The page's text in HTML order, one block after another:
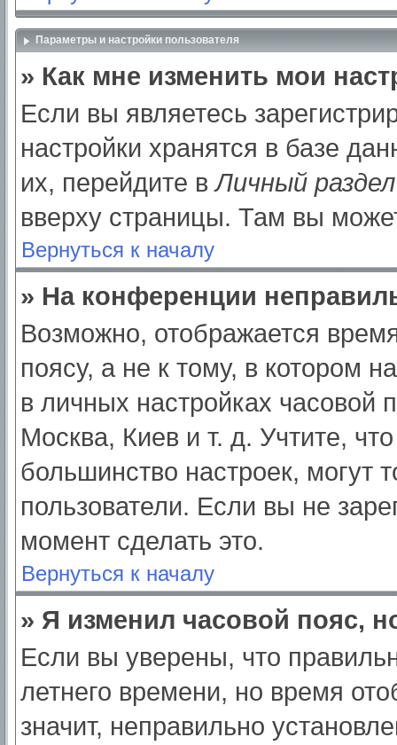
Параметры и настройки пользователя
» Как мне изменить мои
Если вы являетесь
настройки хранятся в базе
их, перейдите вЛичный раздел
вверху страницы. Там вы
Вернуться к началу
» На конференции
Возможно, отображается
поясу, а не к тому, в котором
в личных настройках часовой
Москва, Киев и т. д. Учтите,
большинство настроек, могут
пользователи. Если вы не
момент сделать это.
Вернуться к началу
» Я изменил часовой пояс,
Если вы уверены, что
летнего времени, но время
значит, неправильно